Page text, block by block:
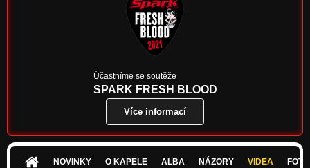
Boží dar (demo version)
Věřím (demo version)
Nezařazeno
Účastníme se soutěže
SPARK FRESH BLOOD
Více informací
NOVINKY O KAPELE ALBA NÁZORY VIDEA